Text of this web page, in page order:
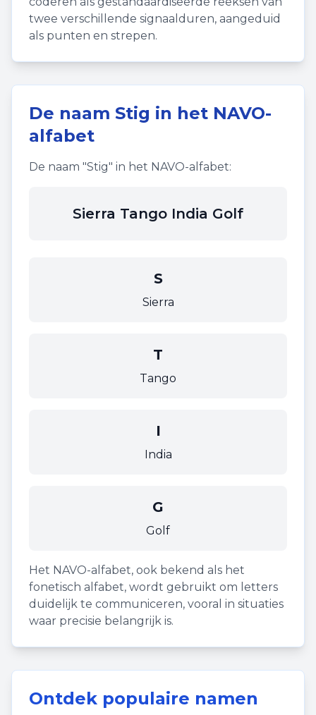
twee verschillende signaalduren, aangeduid
als punten en strepen.
De naam Stig in het NAVO-
alfabet
De naam "Stig" in het NAVO-alfabet:
Sierra Tango India Golf
S
Sierra
T
Tango
I
India
G
Golf
Het NAVO-alfabet, ook bekend als het
fonetisch alfabet, wordt gebruikt om letters
duidelijk te communiceren, vooral in situaties
waar precisie belangrijk is.
Ontdek populaire namen